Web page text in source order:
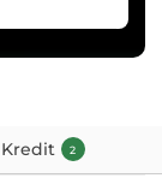
Kredit 2